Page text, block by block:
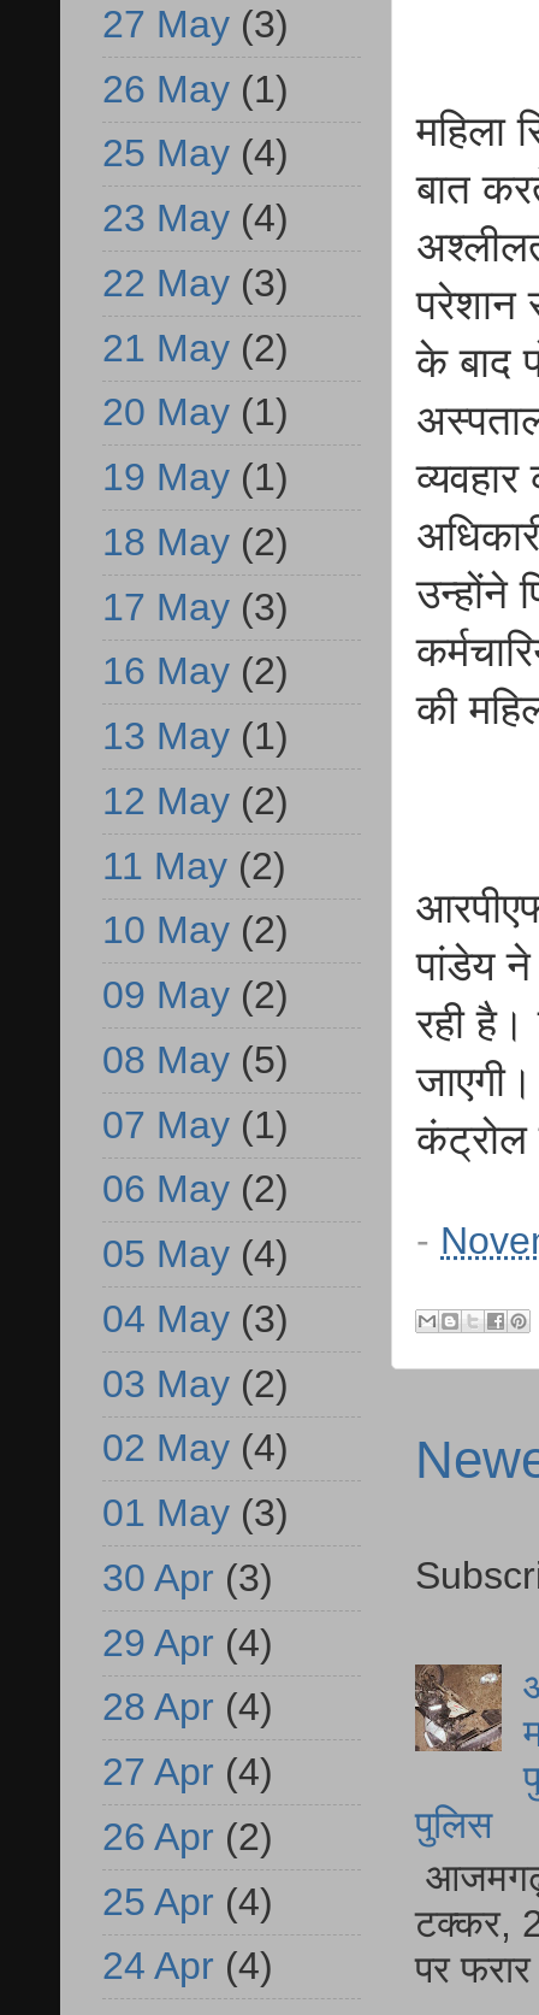
महिला
बात
परेशान
के बाद
उन्होंने
की
पांडेय ने
रही है।
-
पुलिस
आजमगढ़
टक्कर,
पर
27 May (3)
26 May (1)
25 May (4)
23 May (4)
22 May (3)
21 May (2)
20 May (1)
19 May (1)
18 May (2)
17 May (3)
16 May (2)
13 May (1)
12 May (2)
11 May (2)
10 May (2)
09 May (2)
08 May (5)
07 May (1)
06 May (2)
05 May (4)
04 May (3)
03 May (2)
02 May (4)
01 May (3)
30 Apr (3)
29 Apr (4)
28 Apr (4)
27 Apr (4)
26 Apr (2)
25 Apr (4)
24 Apr (4)